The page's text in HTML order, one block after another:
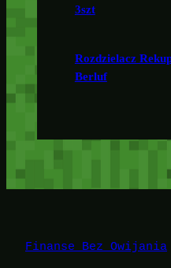
3szt
Rozdzielacz
Berluf
Finanse Bez Owijania